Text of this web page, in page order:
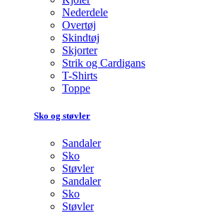
Nederdele
Overtøj
Skindtøj
Skjorter
Strik og Cardigans
T-Shirts
Toppe
Sko og støvler
Sandaler
Sko
Støvler
Sandaler
Sko
Støvler